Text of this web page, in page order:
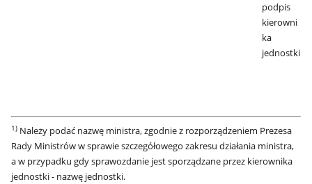
podpis
kierowni
ka
jednostki
1) Należy podać nazwę ministra, zgodnie z rozporządzeniem Prezesa
Rady Ministrów w sprawie szczegółowego zakresu działania ministra,
a w przypadku gdy sprawozdanie jest sporządzane przez kierownika
jednostki - nazwę jednostki.